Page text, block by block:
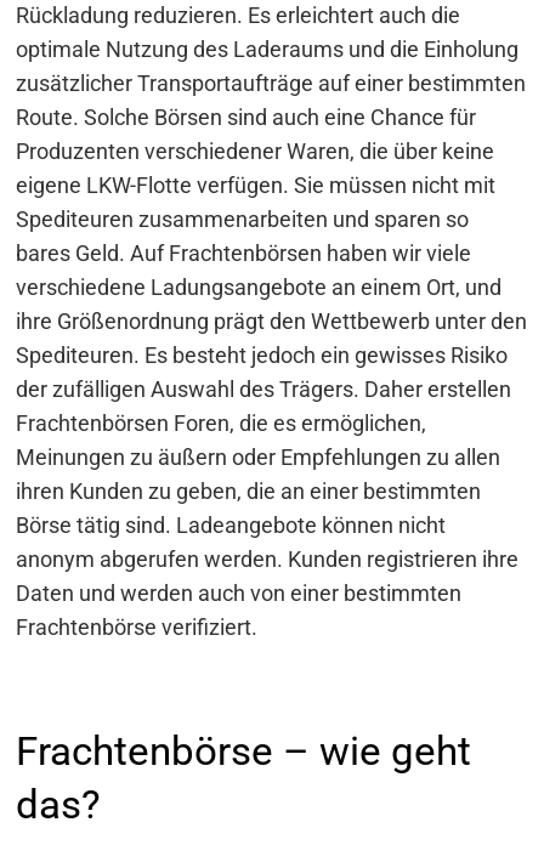
Rückladung reduzieren. Es erleichtert auch die
optimale Nutzung des Laderaums und die Einholung
zusätzlicher Transportaufträge auf einer bestimmten
Route. Solche Börsen sind auch eine Chance für
Produzenten verschiedener Waren, die über keine
eigene LKW-Flotte verfügen. Sie müssen nicht mit
Spediteuren zusammenarbeiten und sparen so
bares Geld. Auf Frachtenbörsen haben wir viele
verschiedene Ladungsangebote an einem Ort, und
ihre Größenordnung prägt den Wettbewerb unter den
Spediteuren. Es besteht jedoch ein gewisses Risiko
der zufälligen Auswahl des Trägers. Daher erstellen
Frachtenbörsen Foren, die es ermöglichen,
Meinungen zu äußern oder Empfehlungen zu allen
ihren Kunden zu geben, die an einer bestimmten
Börse tätig sind. Ladeangebote können nicht
anonym abgerufen werden. Kunden registrieren ihre
Daten und werden auch von einer bestimmten
Frachtenbörse verifiziert.
Frachtenbörse – wie geht
das?
Beitragsnavigation